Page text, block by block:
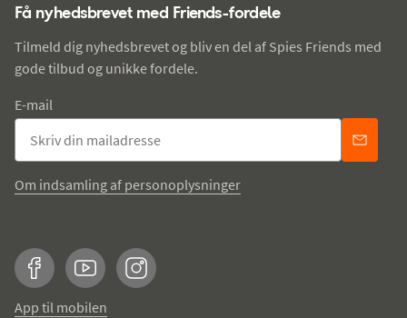
Få nyhedsbrevet med Friends-fordele
Tilmeld dig nyhedsbrevet og bliv en del af Spies Friends med
gode tilbud og unikke fordele.
E-mail
Om indsamling af personoplysninger
FacebookYouTubeInstagram
App til mobilen